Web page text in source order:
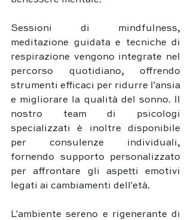
Sessioni di mindfulness,
meditazione guidata e tecniche di
respirazione vengono integrate nel
percorso quotidiano, offrendo
strumenti efficaci per ridurre l'ansia
e migliorare la qualità del sonno. Il
nostro team di psicologi
specializzati è inoltre disponibile
per consulenze individuali,
fornendo supporto personalizzato
per affrontare gli aspetti emotivi
legati ai cambiamenti dell'età.
L'ambiente sereno e rigenerante di